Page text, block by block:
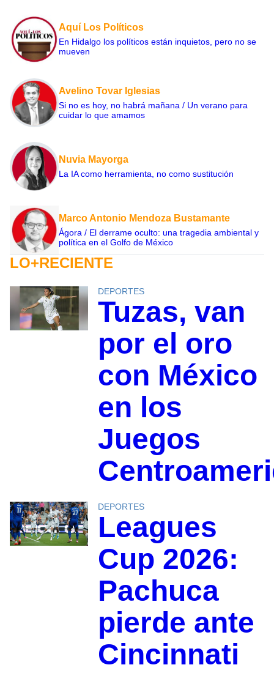
Aquí Los Políticos
En Hidalgo los políticos están inquietos, pero no se
mueven
Avelino Tovar Iglesias
Si no es hoy, no habrá mañana / Un verano para
cuidar lo que amamos
Nuvia Mayorga
La IA como herramienta, no como sustitución
Marco Antonio Mendoza Bustamante
Ágora / El derrame oculto: una tragedia ambiental y
política en el Golfo de México
LO+RECIENTE
DEPORTES
Tuzas, van
por el oro
con México
en los
Juegos
DEPORTES
Leagues
Cup 2026:
Pachuca
pierde ante
Cincinnati